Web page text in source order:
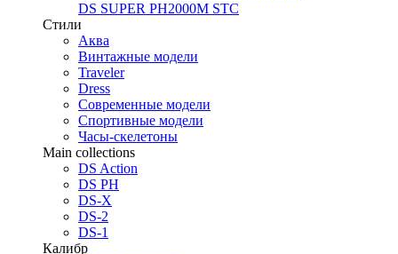
DS SUPER PH2000M STC
Стили
Аква
Винтажные модели
Traveler
Dress
Современные модели
Спортивные модели
Часы-скелетоны
Main collections
DS Action
DS PH
DS-X
DS-2
DS-1
Калибр